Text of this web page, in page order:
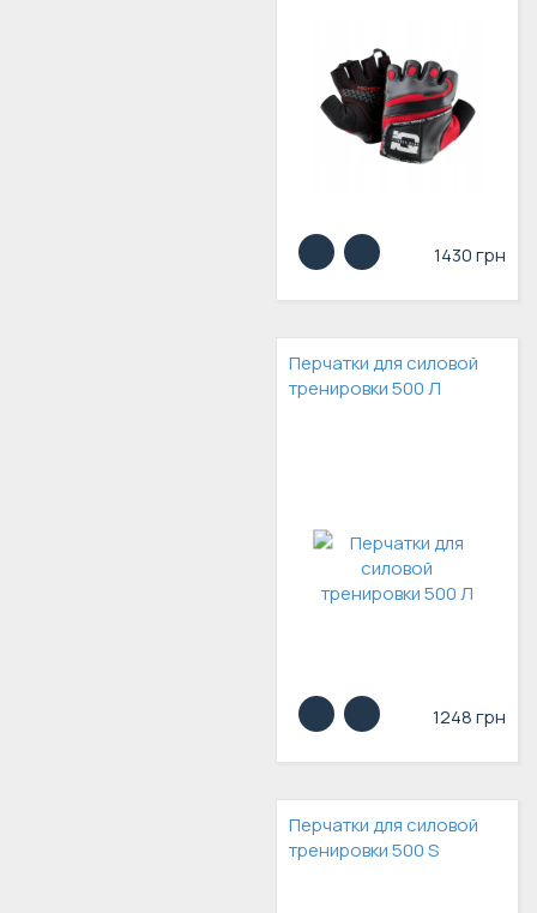
1430 грн
Перчатки для силовой
тренировки 500 Л
1248 грн
Перчатки для силовой
тренировки 500 S